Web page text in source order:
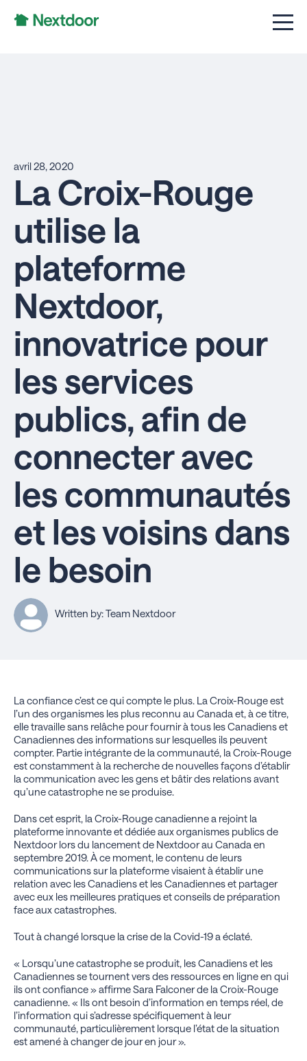
avril 28, 2020
La Croix-Rouge
utilise la
plateforme
Nextdoor,
innovatrice pour
les services
publics, afin de
connecter avec
les communautés
et les voisins dans
le besoin
Written by: Team Nextdoor
La confiance c’est ce qui compte le plus. La Croix-Rouge est
l’un des organismes les plus reconnu au Canada et, à ce titre,
elle travaille sans relâche pour fournir à tous les Canadiens et
Canadiennes des informations sur lesquelles ils peuvent
compter. Partie intégrante de la communauté, la Croix-Rouge
est constamment à la recherche de nouvelles façons d’établir
la communication avec les gens et bâtir des relations avant
qu’une catastrophe ne se produise.
Dans cet esprit, la Croix-Rouge canadienne a rejoint la
plateforme innovante et dédiée aux organismes publics de
Nextdoor lors du lancement de Nextdoor au Canada en
septembre 2019. À ce moment, le contenu de leurs
communications sur la plateforme visaient à établir une
relation avec les Canadiens et les Canadiennes et partager
avec eux les meilleures pratiques et conseils de préparation
face aux catastrophes.
Tout à changé lorsque la crise de la Covid-19 a éclaté.
« Lorsqu’une catastrophe se produit, les Canadiens et les
Canadiennes se tournent vers des ressources en ligne en qui
ils ont confiance » affirme Sara Falconer de la Croix-Rouge
canadienne. « Ils ont besoin d’information en temps réel, de
l’information qui s’adresse spécifiquement à leur
communauté, particulièrement lorsque l’état de la situation
est amené à changer de jour en jour ».